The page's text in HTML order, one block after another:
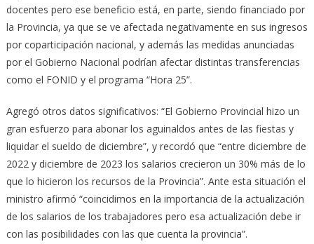
docentes pero ese beneficio está, en parte, siendo financiado por
la Provincia, ya que se ve afectada negativamente en sus ingresos
por coparticipación nacional, y además las medidas anunciadas
por el Gobierno Nacional podrían afectar distintas transferencias
como el FONID y el programa “Hora 25”.
Agregó otros datos significativos: “El Gobierno Provincial hizo un
gran esfuerzo para abonar los aguinaldos antes de las fiestas y
liquidar el sueldo de diciembre”, y recordó que “entre diciembre de
2022 y diciembre de 2023 los salarios crecieron un 30% más de lo
que lo hicieron los recursos de la Provincia”. Ante esta situación el
ministro afirmó “coincidimos en la importancia de la actualización
de los salarios de los trabajadores pero esa actualización debe ir
con las posibilidades con las que cuenta la provincia”.